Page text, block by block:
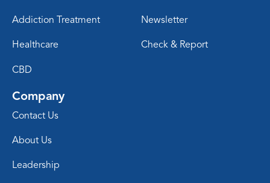
Addiction Treatment
Healthcare
CBD
Newsletter
Check & Report
Company
Contact Us
About Us
Leadership